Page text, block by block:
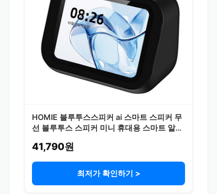
HOMIE 블루투스스피커 ai 스마트 스피커 무
선 블루투스 스피커 미니 휴대용 스마트 알람
41,790원
최저가 확인하기 >